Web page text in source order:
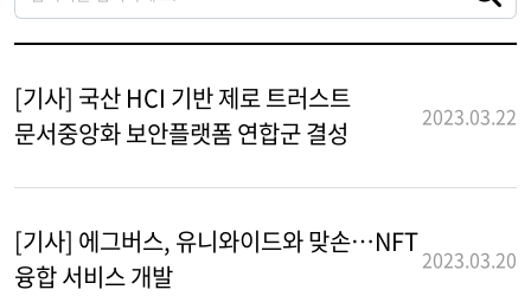
[기사] 국산 HCI 기반 제로 트러스트
문서중앙화 보안플랫폼 연합군 결성
2023.03.22
[기사] 에그버스, 유니와이드와 맞손…NFT
융합 서비스 개발
2023.03.20